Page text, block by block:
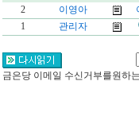
2
이영아
1
관리자
금은당 이메일 수신거부를원하